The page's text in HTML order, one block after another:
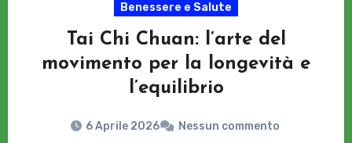
Benessere e Salute
Tai Chi Chuan: l’arte del
movimento per la longevità e
l’equilibrio
6 Aprile 2026 Nessun commento